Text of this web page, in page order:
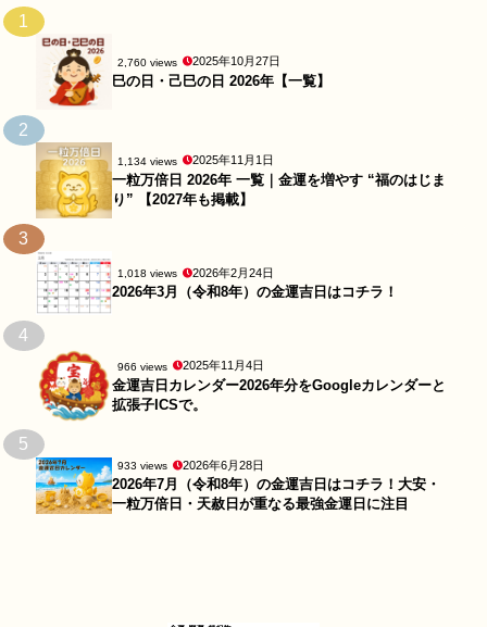
1
2,760 views 2025年10月27日
巳の日・己巳の日 2026年【一覧】
2
1,134 views 2025年11月1日
一粒万倍日 2026年 一覧｜金運を増やす “福のはじま
り” 【2027年も掲載】
3
1,018 views 2026年2月24日
2026年3月（令和8年）の金運吉日はコチラ！
4
966 views 2025年11月4日
金運吉日カレンダー2026年分をGoogleカレンダーと
拡張子ICSで。
5
933 views 2026年6月28日
2026年7月（令和8年）の金運吉日はコチラ！大安・
一粒万倍日・天赦日が重なる最強金運日に注目